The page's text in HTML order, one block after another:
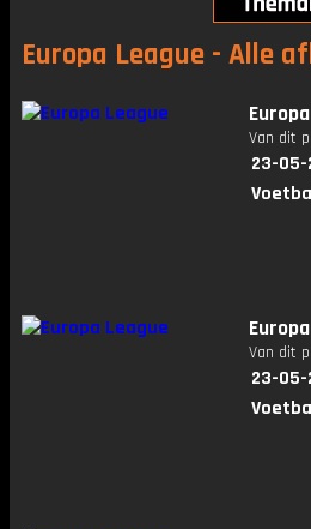
Europa League - Alle
Van dit
23-05-
Van dit
23-